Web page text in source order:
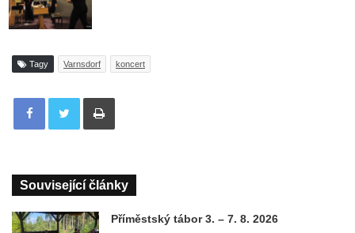
Tagy Varnsdorf koncert
Tisknout
Související články
Příměstský tábor 3. – 7. 8. 2026